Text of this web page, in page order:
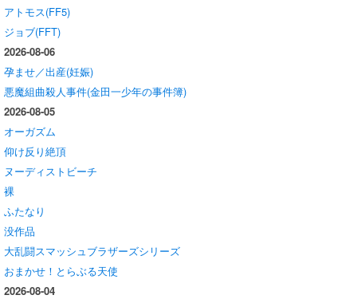
アトモス(FF5)
ジョブ(FFT)
2026-08-06
孕ませ／出産(妊娠)
悪魔組曲殺人事件(金田一少年の事件簿)
2026-08-05
オーガズム
仰け反り絶頂
ヌーディストビーチ
裸
ふたなり
没作品
大乱闘スマッシュブラザーズシリーズ
おまかせ！とらぶる天使
2026-08-04